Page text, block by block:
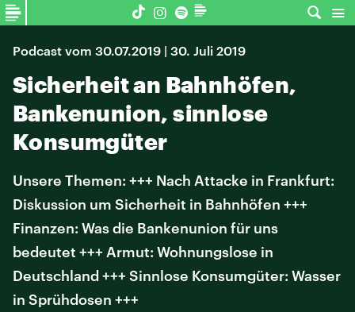
Podcast vom 30.07.2019 | 30. Juli 2019
Sicherheit an Bahnhöfen,
Bankenunion, sinnlose
Konsumgüter
Unsere Themen: +++ Nach Attacke in Frankfurt:
Diskussion um Sicherheit in Bahnhöfen +++
Finanzen: Was die Bankenunion für uns
bedeutet +++ Armut: Wohnungslose in
Deutschland +++ Sinnlose Konsumgüter: Wasser
in Sprühdosen +++